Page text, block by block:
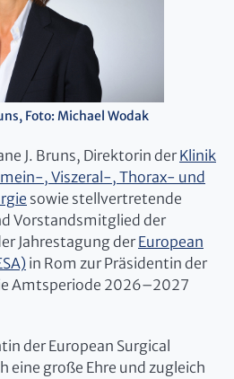
Foto: Michael Wodak
J. Bruns, Direktorin der Klinik
, Viszeral-, Thorax- und
sowie stellvertretende
Vorstandsmitglied der
Jahrestagung der European
in Rom zur Präsidentin der
Amtsperiode 2026–2027
der European Surgical
eine große Ehre und zugleich